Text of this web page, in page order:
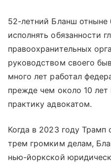
52-летний Бланш отныне
исполнять обязанности
правоохранительных
руководством своего
много лет работал
прежде чем около 10 лет
практику адвокатом.
Когда в 2023 году Трамп
трем громким делам,
нью-йоркской